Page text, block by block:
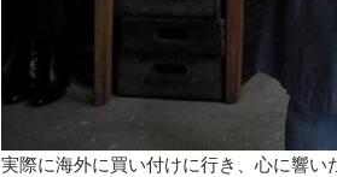
実際に海外に買い付けに行き、心に響